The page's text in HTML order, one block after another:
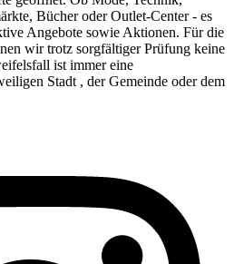
Bücher oder Outlet-Center - es
Angebote sowie Aktionen. Für die
wir trotz sorgfältiger Prüfung keine
ist immer eine
Stadt , der Gemeinde oder dem